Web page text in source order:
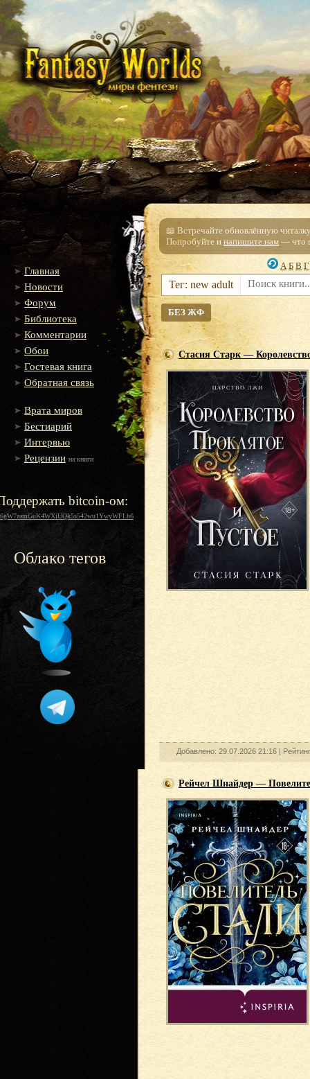
Главная
Новости
Форум
Библиотека
Комментарии
Обои
Гостевая книга
Обратная связь
Врата миров
Бестиарий
Интервью
Рецензии на книги
bitcoin-ом:
Облако тегов
📖 Встречайте обновлённую
Попробуйте и напишите нам — что
А Б В Г
Тег: new adult
БЕЗ ЖФ
Стасия Старк —
Добавлено: 29.07.2026 21:16 |
Рейчел Шнайдер —